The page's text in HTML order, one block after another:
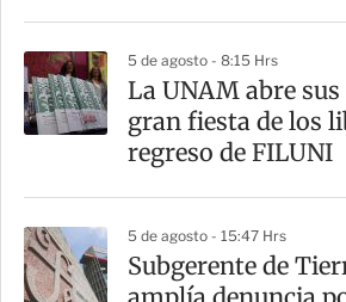
5 de agosto - 8:15 Hrs
La UNAM abre
gran fiesta de los
regreso de FILUNI
5 de agosto - 15:47 Hrs
Subgerente de